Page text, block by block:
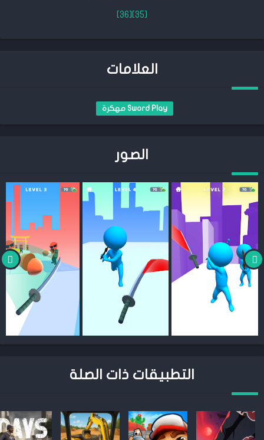
[35]
[36]
العلامات
Sword Play مهكرة
الصور
التطبيقات ذات الصلة